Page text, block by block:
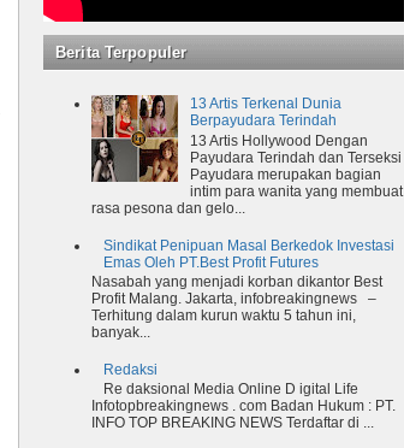
Berita Terpopuler
13 Artis Terkenal Dunia
Berpayudara Terindah
13 Artis Hollywood Dengan
Payudara Terindah dan Terseksi
Payudara merupakan bagian
intim para wanita yang membuat
rasa pesona dan gelo...
Sindikat Penipuan Masal Berkedok Investasi
Emas Oleh PT.Best Profit Futures
Nasabah yang menjadi korban dikantor Best
Profit Malang. Jakarta, infobreakingnews –
Terhitung dalam kurun waktu 5 tahun ini,
banyak...
Redaksi
Re daksional Media Online D igital Life
Infotopbreakingnews . com Badan Hukum : PT.
INFO TOP BREAKING NEWS Terdaftar di ...